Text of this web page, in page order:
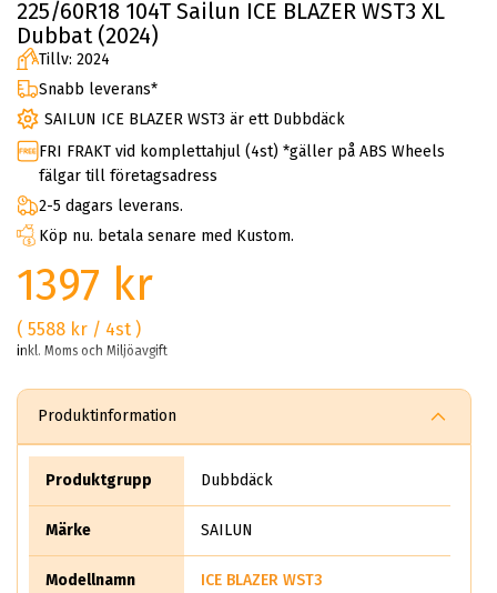
225/60R18 104T Sailun ICE BLAZER WST3 XL
Dubbat (2024)
Tillv: 2024
Snabb leverans*
SAILUN ICE BLAZER WST3 är ett Dubbdäck
FRI FRAKT vid komplettahjul (4st) *gäller på ABS Wheels
fälgar till företagsadress
2-5 dagars leverans.
Köp nu. betala senare med Kustom.
1397 kr
( 5588 kr / 4st )
inkl. Moms och Miljöavgift
Produktinformation
Produktgrupp Dubbdäck
Märke SAILUN
Modellnamn ICE BLAZER WST3